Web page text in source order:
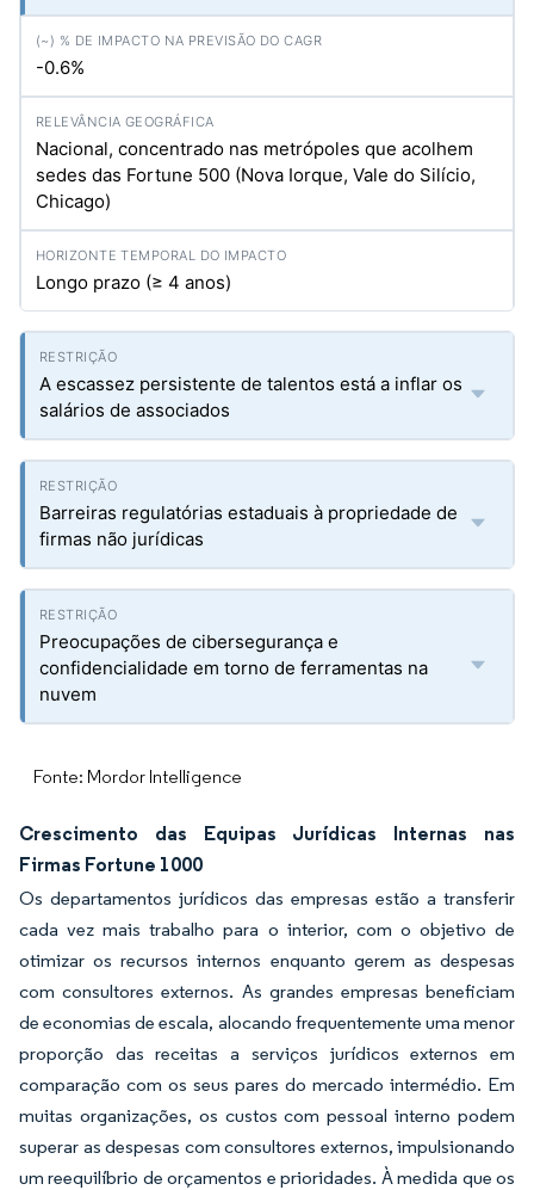
-0.6%
Nacional, concentrado nas metrópoles que acolhem
sedes das Fortune 500 (Nova Iorque, Vale do Silício,
Chicago)
Longo prazo (≥ 4 anos)
A escassez persistente de talentos está a inflar os
salários de associados
Barreiras regulatórias estaduais à propriedade de
firmas não jurídicas
Preocupações de cibersegurança e
confidencialidade em torno de ferramentas na
nuvem
Fonte: Mordor Intelligence
Crescimento das Equipas Jurídicas Internas nas
Firmas Fortune 1000
Os departamentos jurídicos das empresas estão a transferir
cada vez mais trabalho para o interior, com o objetivo de
otimizar os recursos internos enquanto gerem as despesas
com consultores externos. As grandes empresas beneficiam
de economias de escala, alocando frequentemente uma menor
proporção das receitas a serviços jurídicos externos em
comparação com os seus pares do mercado intermédio. Em
muitas organizações, os custos com pessoal interno podem
superar as despesas com consultores externos, impulsionando
um reequilíbrio de orçamentos e prioridades. À medida que os